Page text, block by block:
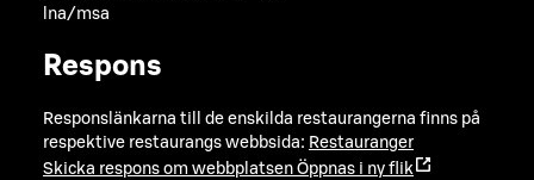
lna/msa
Respons
Responslänkarna till de enskilda restaurangerna finns på
respektive restaurangs webbsida: Restauranger
Skicka respons om webbplatsen Öppnas i ny flik